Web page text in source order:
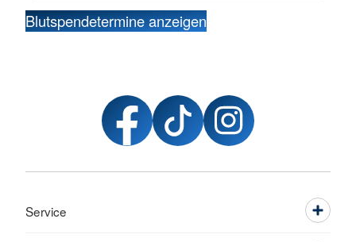
Blutspendetermine anzeigen
Service